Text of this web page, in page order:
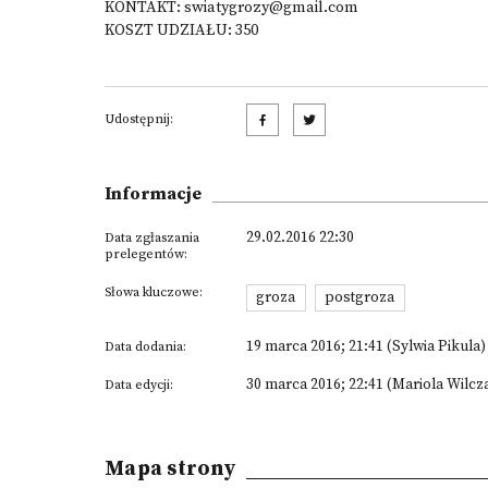
KONTAKT: swiatygrozy@gmail.com
KOSZT UDZIAŁU: 350
Udostępnij:
Informacje
Data zgłaszania
prelegentów:
29.02.2016 22:30
Słowa kluczowe: groza postgroza
Data dodania: 19 marca 2016; 21:41 (Sylwia Pikula)
Data edycji: 30 marca 2016; 22:41 (Mariola
Mapa strony